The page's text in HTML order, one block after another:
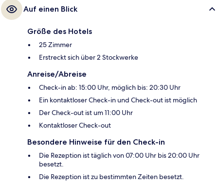
Auf einen Blick
Größe des Hotels
25 Zimmer
Erstreckt sich über 2 Stockwerke
Anreise/Abreise
Check-in ab: 15:00 Uhr, möglich bis: 20:30 Uhr
Ein kontaktloser Check-in und Check-out ist möglich
Der Check-out ist um 11:00 Uhr
Kontaktloser Check-out
Besondere Hinweise für den Check-in
Die Rezeption ist täglich von 07:00 Uhr bis 20:00 Uhr
besetzt.
Die Rezeption ist zu bestimmten Zeiten besetzt.